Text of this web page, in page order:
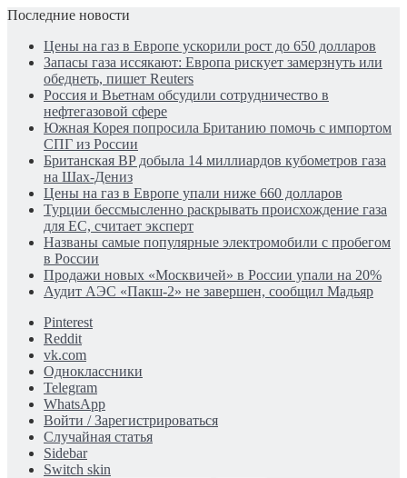
Последние новости
Цены на газ в Европе ускорили рост до 650 долларов
Запасы газа иссякают: Европа рискует замерзнуть или
обеднеть, пишет Reuters
Россия и Вьетнам обсудили сотрудничество в
нефтегазовой сфере
Южная Корея попросила Британию помочь с импортом
СПГ из России
Британская BP добыла 14 миллиардов кубометров газа
на Шах-Дениз
Цены на газ в Европе упали ниже 660 долларов
Турции бессмысленно раскрывать происхождение газа
для ЕС, считает эксперт
Названы самые популярные электромобили с пробегом
в России
Продажи новых «Москвичей» в России упали на 20%
Аудит АЭС «Пакш-2» не завершен, сообщил Мадьяр
Pinterest
Reddit
vk.com
Одноклассники
Telegram
WhatsApp
Войти / Зарегистрироваться
Случайная статья
Sidebar
Switch skin